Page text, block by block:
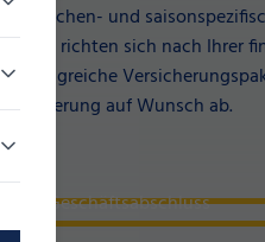
branchen- und
an, richten sich nach Ihrer
auf Wunsch ab.